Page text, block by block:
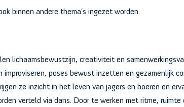
binnen andere thema’s ingezet worden.
lichaamsbewustzijn, creativiteit en
improviseren, poses bewust inzetten en gezamenlijk
ze inzicht in het leven van jagers en boeren en
verteld via dans. Door te werken met ritme, ruimte